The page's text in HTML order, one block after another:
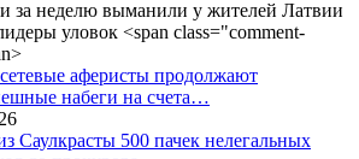
аферисты продолжают
набеги на счета…
Саулкрасты 500 пачек нелегальных